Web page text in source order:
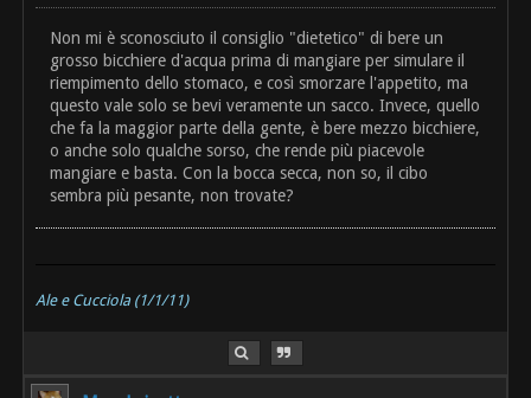
Non mi è sconosciuto il consiglio "dietetico" di bere un
grosso bicchiere d'acqua prima di mangiare per simulare il
riempimento dello stomaco, e così smorzare l'appetito, ma
questo vale solo se bevi veramente un sacco. Invece, quello
che fa la maggior parte della gente, è bere mezzo bicchiere,
o anche solo qualche sorso, che rende più piacevole
mangiare e basta. Con la bocca secca, non so, il cibo
sembra più pesante, non trovate?
Ale e Cucciola (1/1/11)